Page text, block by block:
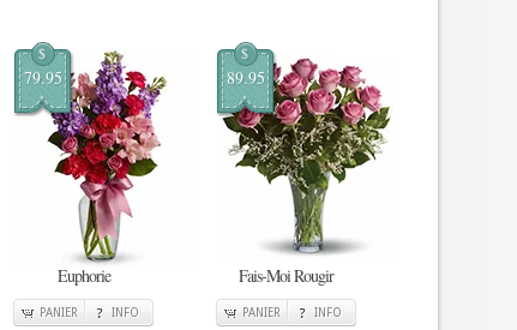
$
79.95
Euphorie
PANIER INFO
$
89.95
Fais-Moi Rougir
PANIER INFO